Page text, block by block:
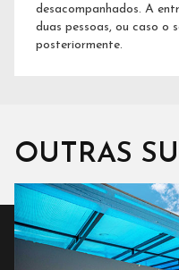
desacompanhados. A
duas pessoas, ou caso o
posteriormente.
OUTRAS